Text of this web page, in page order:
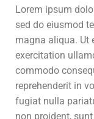
Lorem ipsum
sed do eiusmod
magna aliqua. Ut
exercitation
commodo
reprehenderit in
fugiat nulla
non proident,